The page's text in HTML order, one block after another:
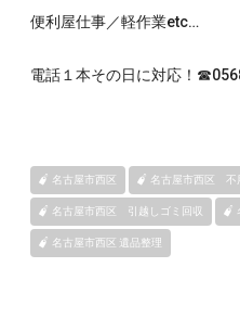
便利屋仕事／軽作業etc…
電話１本その日に対応！
名古屋市西区 名古屋市西区 不
名古屋市西区 引越しゴミ回収
名古屋市西区 遺品整理